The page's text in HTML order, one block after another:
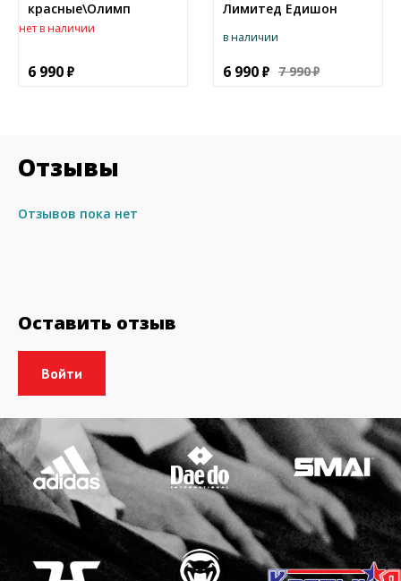
красные\Олимп
нет в наличии
6 990
Лимитед Едишон
в наличии
6 990 7 990
Отзывы
Отзывов пока нет
Оставить отзыв